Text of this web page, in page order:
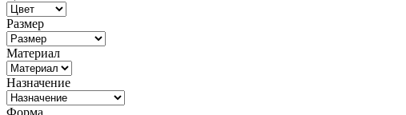
Размер
Материал
Назначение